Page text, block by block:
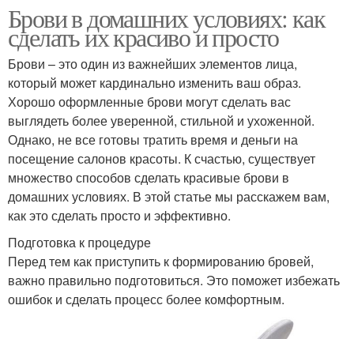
Брови в домашних условиях: как
сделать их красиво и просто
Брови – это один из важнейших элементов лица,
который может кардинально изменить ваш образ.
Хорошо оформленные брови могут сделать вас
выглядеть более уверенной, стильной и ухоженной.
Однако, не все готовы тратить время и деньги на
посещение салонов красоты. К счастью, существует
множество способов сделать красивые брови в
домашних условиях. В этой статье мы расскажем вам,
как это сделать просто и эффективно.
Подготовка к процедуре
Перед тем как приступить к формированию бровей,
важно правильно подготовиться. Это поможет избежать
ошибок и сделать процесс более комфортным.